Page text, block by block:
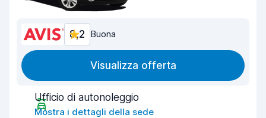
8,2 Buona
Visualizza offerta
Ufficio di autonoleggio
Mostra i dettagli della sede